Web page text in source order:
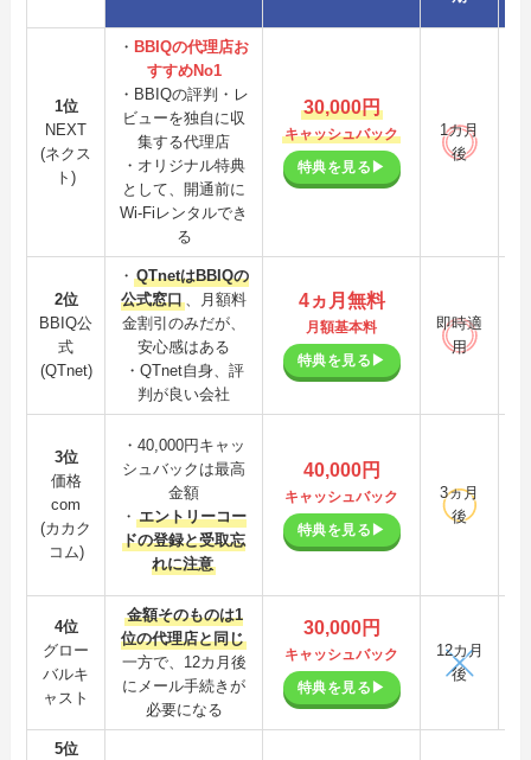
1位
NEXT
(ネクス
ト)
・BBIQの代理店お
すすめNo1
・BBIQの評判・レ
ビューを独自に収
集する代理店
・オリジナル特典
として、開通前に
Wi-Fiレンタルでき
る
30,000円
キャッシュバック
特典を見る▶
1カ月
後
2位
BBIQ公
式
(QTnet)
・QTnetはBBIQの
公式窓口
、月額料
金割引のみだが、
安心感はある
・QTnet自身、評
判が良い会社
4ヵ月無料
月額基本料
特典を見る▶
即時適
用
3位
価格
com
(カカク
コム)
・40,000円キャッ
シュバックは最高
金額
・エントリーコー
ドの登録と受取忘
れに注意
40,000円
キャッシュバック
特典を見る▶
3ヵ月
後
4位
グロー
バルキ
ャスト
金額そのものは1
位の代理店と同じ
一方で、12カ月後
にメール手続きが
必要になる
30,000円
キャッシュバック
特典を見る▶
12カ月
後
5位